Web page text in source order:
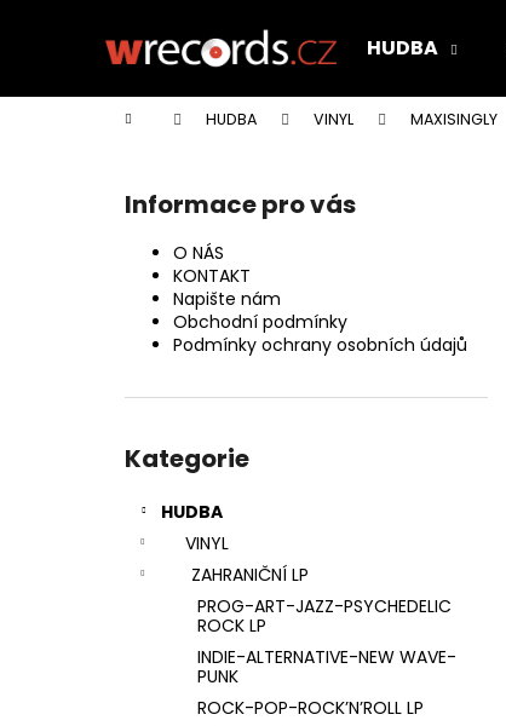
HUDBA
Domů HUDBA VINYL MAXISINGLY
Informace pro vás
O NÁS
KONTAKT
Napište nám
Obchodní podmínky
Podmínky ochrany osobních údajů
kategorie
Kategorie
HUDBA
VINYL
ZAHRANIČNÍ LP
PROG-ART-JAZZ-PSYCHEDELIC
ROCK LP
INDIE-ALTERNATIVE-NEW WAVE-
PUNK
ROCK-POP-ROCK’N’ROLL LP
í
Zpět
do
Zpět
do
U2 – THE JOSHUA TREE LP
1 290 Kč